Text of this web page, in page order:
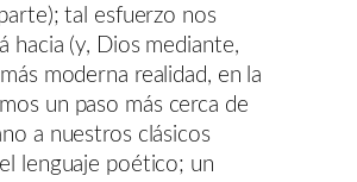
tal esfuerzo nos
hacia (y, Dios mediante,
moderna realidad, en la
un paso más cerca de
a nuestros clásicos
lenguaje poético; un